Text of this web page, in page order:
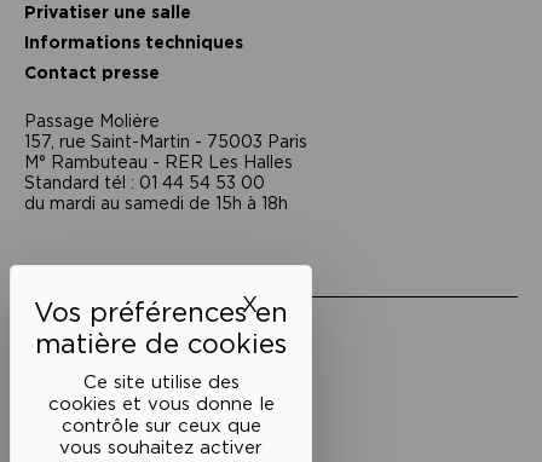
Ce site utilise des
cookies et vous donne le
contrôle sur ceux que
vous souhaitez activer
XMasquer le bandeau des
Privatiser une salle
Informations techniques
Contact presse
Passage Moliėre
157, rue Saint-Martin - 75003 Paris
M° Rambuteau - RER Les Halles
Standard tél : 01 44 54 53 00
du mardi au samedi de 15h à 18h
Mentions légales
Politique de confidentialité
Conditions générales de vente
Cookies